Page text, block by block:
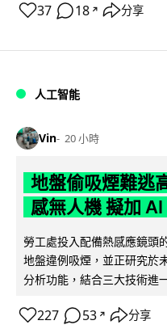
37 18 ↗ 分享
人工智能
Vin 20 小時
地盤偷吸煙難逃
感無人機 擬加
勞工處投入配備熱感應鏡頭
地盤違例吸煙，並正研究於
分析功能，結合三大技術進
227 53 ↗ 分享